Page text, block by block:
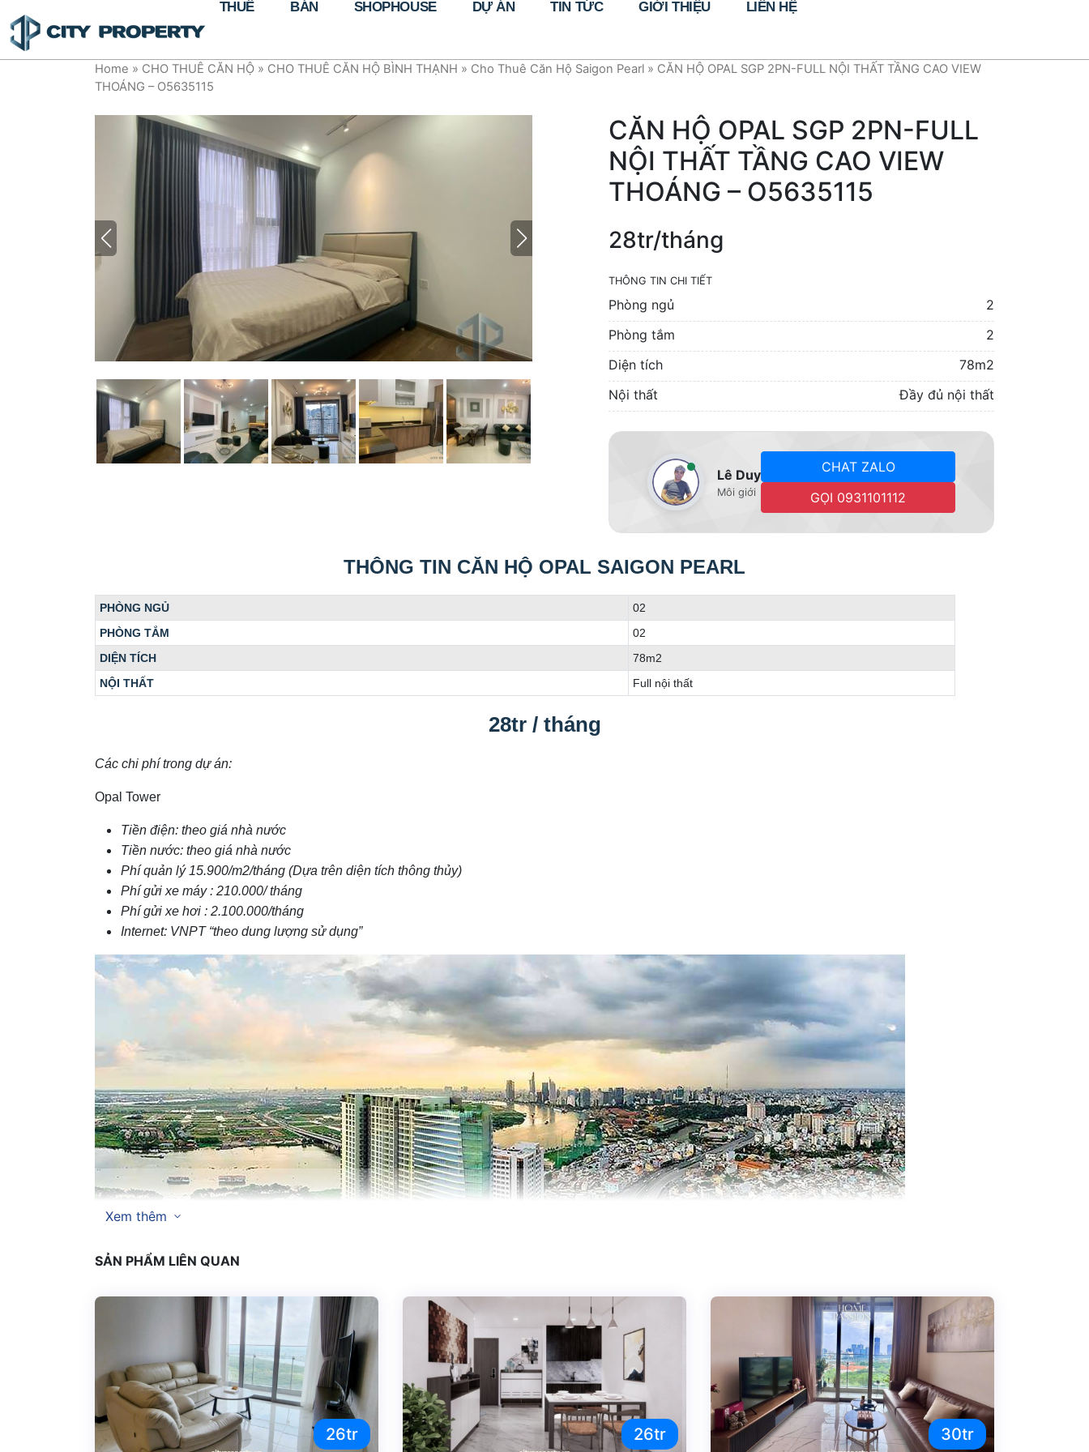
THUÊ BÁN SHOPHOUSE DỰ ÁN TIN TỨC GIỚI THIỆU LIÊN HỆ
Home » CHO THUÊ CĂN HỘ » CHO THUÊ CĂN HỘ BÌNH THẠNH » Cho Thuê Căn Hộ Saigon Pearl » CĂN HỘ OPAL SGP 2PN-FULL NỘI THẤT TẦNG CAO VIEW
THOÁNG – O5635115
CĂN HỘ OPAL SGP 2PN-FULL
NỘI THẤT TẦNG CAO VIEW
THOÁNG – O5635115
28tr/tháng
THÔNG TIN CHI TIẾT
Phòng ngủ
2
Phòng tắm
2
Diện tích
78m2
Nội thất
Đầy đủ nội thất
Lê Duy
Môi giới
CHAT ZALO
GỌI 0931101112
THÔNG TIN CĂN HỘ OPAL SAIGON PEARL
PHÒNG NGỦ
02
PHÒNG TẮM
02
DIỆN TÍCH
78m2
NỘI THẤT
Full nội thất
28tr / tháng
Các chi phí trong dự án:
Opal Tower
Tiền điện: theo giá nhà nước
Tiền nước: theo giá nhà nước
Phí quản lý 15.900/m2/tháng (Dựa trên diện tích thông thủy)
Phí gửi xe máy : 210.000/ tháng
Phí gửi xe hơi : 2.100.000/tháng
Internet: VNPT “theo dung lượng sử dụng”
Căn hộ Opal-Saigon Pearllà những căn hộ nằm trong Top 8 căn hộ cao cấp tại quận Bình Thạnh. Opal-Saigon Pearl là tòa nhà mới tại quần thể căn hộ
Saigon Pearl,với tuổi đời gần 10 năm nhưng Saigon Pearl vẫn mãi giữ được vị trí trong mắt khách hàng khi đi tìm thuê tại Bình Thạnh.Tiện ích nội ngoại khu
Xem thêm
SẢN PHẨM LIÊN QUAN
26tr 26tr 30tr